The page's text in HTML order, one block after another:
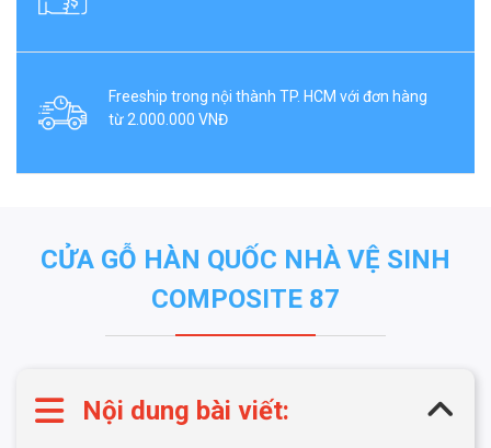
Freeship trong nội thành TP. HCM với đơn hàng
từ 2.000.000 VNĐ
CỬA GỖ HÀN QUỐC NHÀ VỆ SINH
COMPOSITE 87
Nội dung bài viết: